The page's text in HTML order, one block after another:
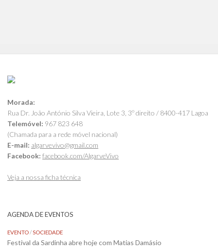
Morada:
Rua Dr. João António Silva Vieira, Lote 3, 3º direito / 8400-417 Lagoa
Telemóvel: 967 823 648
(Chamada para a rede móvel nacional)
E-mail: algarvevivo@gmail.com
Facebook: facebook.com/AlgarveVivo
Veja a nossa ficha técnica
AGENDA DE EVENTOS
EVENTO/SOCIEDADE
Festival da Sardinha abre hoje com Matias Damásio